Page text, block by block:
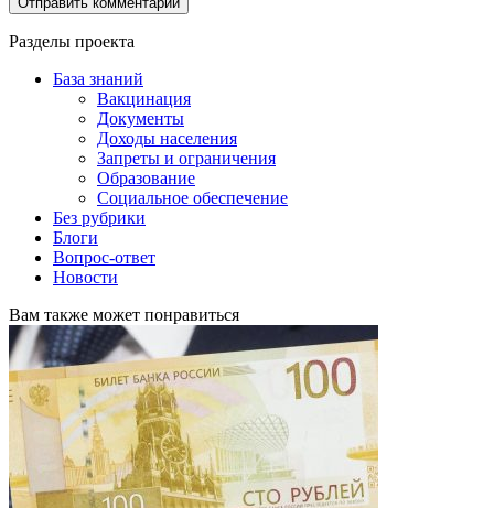
Разделы проекта
База знаний
Вакцинация
Документы
Доходы населения
Запреты и ограничения
Образование
Социальное обеспечение
Без рубрики
Блоги
Вопрос-ответ
Новости
Вам также может понравиться